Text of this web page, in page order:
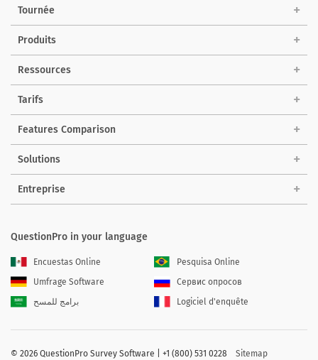
Tournée
Produits
Ressources
Tarifs
Features Comparison
Solutions
Entreprise
QuestionPro in your language
Encuestas Online
Pesquisa Online
Umfrage Software
Сервис опросов
برامج للمسح
Logiciel d'enquête
© 2026 QuestionPro Survey Software | +1 (800) 531 0228 Sitemap